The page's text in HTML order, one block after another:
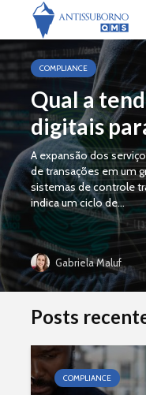
COMPLIANCE
Qual a
digitais
A expansão dos
de transações em um
sistemas de controle
indica um ciclo de...
Gabriela Maluf
Posts
COMPLIANCE